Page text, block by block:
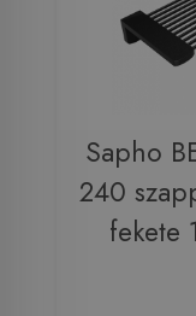
Sapho
240
fekete